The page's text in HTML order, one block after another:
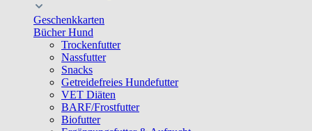
Geschenkkarten
Bücher Hund
Trockenfutter
Nassfutter
Snacks
Getreidefreies Hundefutter
VET Diäten
BARF/Frostfutter
Biofutter